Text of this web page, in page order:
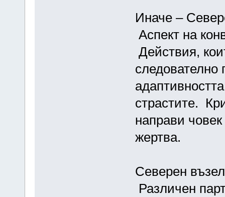
Иначе –
Аспект на
Действия,
следователно
страстите.
направи
жертва.
Северен
Различен